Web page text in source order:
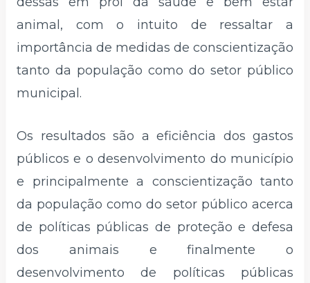
animal, com o intuito de ressaltar a
importância de medidas de conscientização
tanto da população como do setor público
municipal.
Os resultados são a eficiência dos gastos
públicos e o desenvolvimento do município
e principalmente a conscientização tanto
da população como do setor público acerca
de políticas públicas de proteção e defesa
dos animais e finalmente o
desenvolvimento de políticas públicas